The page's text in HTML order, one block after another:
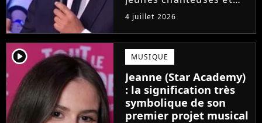
traitée de potiche"
chanteurs, la Star
Academy est un rêve.
Mais comme l'a rappelé
une ancienne gagnante,
l'émission de TF1 n'est
pas toujours simple à
vivre.
4 juillet 2026
player2 MUSIQUE
Jeanne (Star Academy)
: la signification très
symbolique de son
premier projet musical